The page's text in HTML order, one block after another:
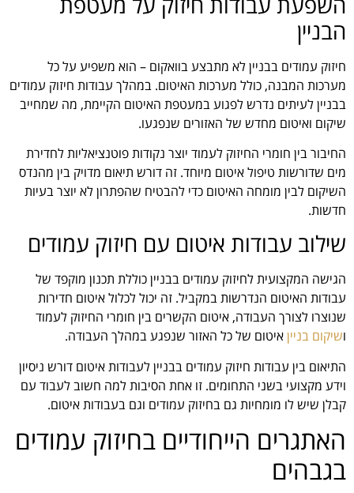
הבניין
חיזוק עמודים בבניין לא מתבצע בוואקום – הוא משפיע על כל
מערכות המבנה, כולל מערכות האיטום. במהלך עבודות חיזוק עמודים
בבניין לעיתים נדרש לפגוע במעטפת האיטום הקיימת, מה שמחייב
שיקום ואיטום מחדש של האזורים שנפגעו.
החיבור בין חומרי החיזוק לעמוד יוצר נקודות פוטנציאליות לחדירת
מים שדורשות טיפול איטום מיוחד. זה דורש תיאום מדויק בין מהנדס
השיקום לבין מומחה האיטום כדי להבטיח שהפתרון לא יוצר בעיות
חדשות.
שילוב עבודות איטום עם חיזוק עמודים
הגישה המקצועית לחיזוק עמודים בבניין כוללת תכנון מוקפד של
עבודות האיטום הנדרשות במקביל. זה יכול לכלול איטום חדירות
שנוצרו לצורך העבודה, איטום הקשרים בין חומרי החיזוק לעמוד
ושיקום בנייןאיטום של כל האזור שנפגע במהלך העבודה.
התיאום בין עבודות חיזוק עמודים בבניין לעבודות איטום דורש ניסיון
וידע מקצועי בשני התחומים. זו אחת הסיבות למה חשוב לעבוד עם
קבלן שיש לו מומחיות גם בחיזוק עמודים וגם בעבודות איטום.
האתגרים הייחודיים בחיזוק עמודים
בגבהים